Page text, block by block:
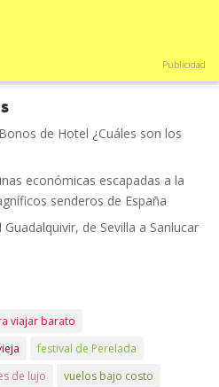
Publicidad
de Hotel ¿Cuáles son los
económicas escapadas a la
senderos de España
Guadalquivir, de Sevilla a Sanlucar
viajar barato
festival de Perelada
de lujo vuelos bajo costo